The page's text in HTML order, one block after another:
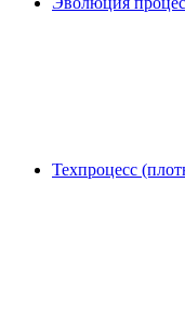
Техпроцесс